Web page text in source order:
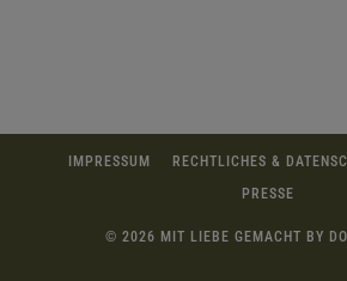
IMPRESSUM
RECHTLICHES &
PRESSE
© 2026 MIT LIEBE GEMACHT BY